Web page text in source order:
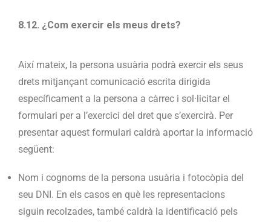
8.12. ¿Com exercir els meus drets?
Així mateix, la persona usuària podrà exercir els seus
drets mitjançant comunicació escrita dirigida
específicament a la persona a càrrec i sol·licitar el
formulari per a l’exercici del dret que s’exercirà. Per
presentar aquest formulari caldrà aportar la informació
següent:
Nom i cognoms de la persona usuària i fotocòpia del
seu DNI. En els casos en què les representacions
siguin recolzades, també caldrà la identificació pels